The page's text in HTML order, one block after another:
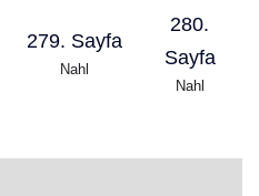
279. Sayfa
Nahl
280.
Sayfa
Nahl